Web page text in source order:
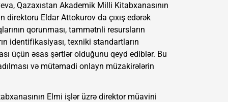
Qazaxıstan Akademik Milli Kitabxanasının
direktoru Eldar Attokurov da çıxış edərək
qorunması, tammətnli resursların
identifikasiyası, texniki standartların
üçün əsas şərtlər olduğunu qeyd ediblər. Bu
və mütəmadi onlayn müzakirələrin
Elmi işlər üzrə direktor müavini